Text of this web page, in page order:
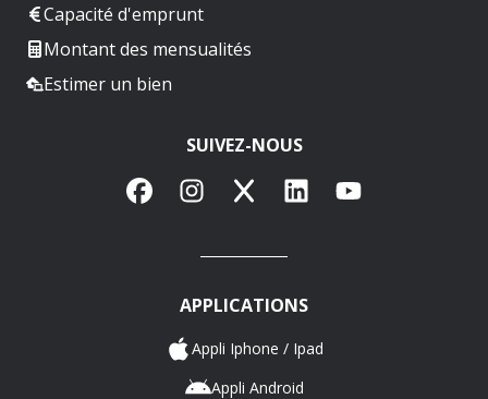
Capacité d'emprunt
Montant des mensualités
Estimer un bien
SUIVEZ-NOUS
FacebookInstagram
X LinkedInYouTube
APPLICATIONS
Appli Iphone / Ipad
Appli Android